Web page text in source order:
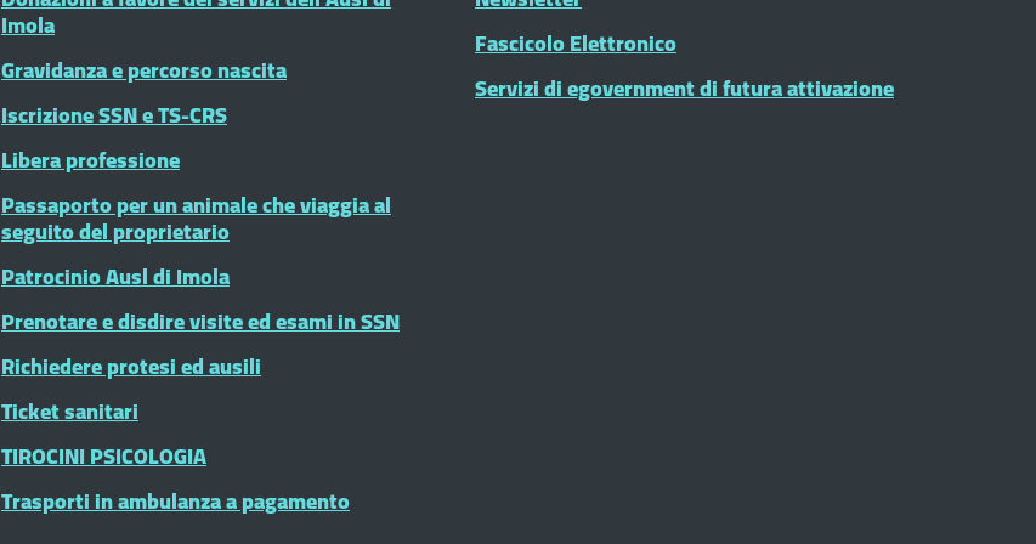
Imola
Gravidanza e percorso nascita
Iscrizione SSN e TS-CRS
Libera professione
Passaporto per un animale che viaggia al
seguito del proprietario
Patrocinio Ausl di Imola
Prenotare e disdire visite ed esami in SSN
Richiedere protesi ed ausili
Ticket sanitari
TIROCINI PSICOLOGIA
Trasporti in ambulanza a pagamento
Fascicolo Elettronico
Servizi di egovernment di futura attivazione